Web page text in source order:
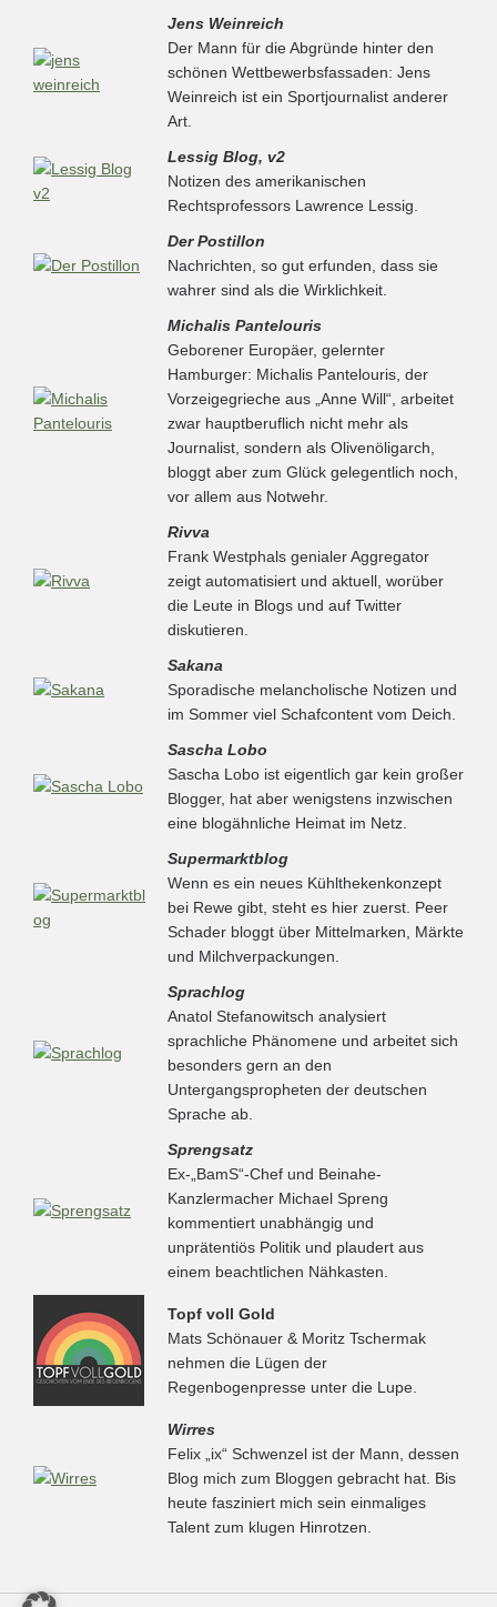
Jens Weinreich
Der Mann für die Abgründe hinter den
schönen Wettbewerbsfassaden: Jens
Weinreich ist ein Sportjournalist anderer
Art.
Lessig Blog, v2
Notizen des amerikanischen
Rechtsprofessors Lawrence Lessig.
Der Postillon
Nachrichten, so gut erfunden, dass sie
wahrer sind als die Wirklichkeit.
Michalis Pantelouris
Geborener Europäer, gelernter
Hamburger: Michalis Pantelouris, der
Vorzeigegrieche aus „Anne Will“, arbeitet
zwar hauptberuflich nicht mehr als
Journalist, sondern als Olivenöligarch,
bloggt aber zum Glück gelegentlich noch,
vor allem aus Notwehr.
Rivva
Frank Westphals genialer Aggregator
zeigt automatisiert und aktuell, worüber
die Leute in Blogs und auf Twitter
diskutieren.
Sakana
Sporadische melancholische Notizen und
im Sommer viel Schafcontent vom Deich.
Sascha Lobo
Sascha Lobo ist eigentlich gar kein großer
Blogger, hat aber wenigstens inzwischen
eine blogähnliche Heimat im Netz.
Supermarktblog
Wenn es ein neues Kühlthekenkonzept
bei Rewe gibt, steht es hier zuerst. Peer
Schader bloggt über Mittelmarken, Märkte
und Milchverpackungen.
Sprachlog
Anatol Stefanowitsch analysiert
sprachliche Phänomene und arbeitet sich
besonders gern an den
Untergangspropheten der deutschen
Sprache ab.
Sprengsatz
Ex-„BamS“-Chef und Beinahe-
Kanzlermacher Michael Spreng
kommentiert unabhängig und
unprätentiös Politik und plaudert aus
einem beachtlichen Nähkasten.
Topf voll Gold
Mats Schönauer & Moritz Tschermak
nehmen die Lügen der
Regenbogenpresse unter die Lupe.
Wirres
Felix „ix“ Schwenzel ist der Mann, dessen
Blog mich zum Bloggen gebracht hat. Bis
heute fasziniert mich sein einmaliges
Talent zum klugen Hinrotzen.